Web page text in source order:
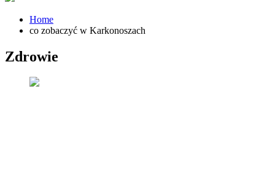
Home
co zobaczyć w Karkonoszach
Zdrowie